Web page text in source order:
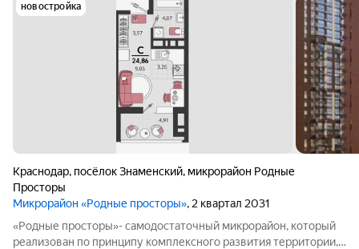
новостройка
Краснодар, посёлок Знаменский, микрорайон Родные
Просторы
Микрорайон «Родные просторы», 2 квартал 2031
«Родные просторы»- самодостаточный микрорайон, который
реализован по принципу комплексного развития территории,